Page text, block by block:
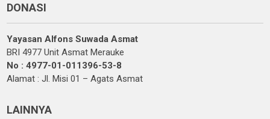
DONASI
Yayasan Alfons Suwada Asmat
BRI 4977 Unit Asmat Merauke
No : 4977-01-011396-53-8
Alamat : Jl. Misi 01 – Agats Asmat
LAINNYA